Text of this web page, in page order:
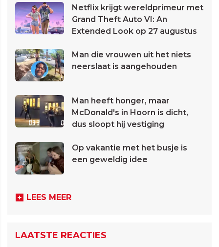
Netflix krijgt wereldprimeur met
Grand Theft Auto VI: An
Extended Look op 27 augustus
Man die vrouwen uit het niets
neerslaat is aangehouden
Man heeft honger, maar
McDonald's in Hoorn is dicht,
dus sloopt hij vestiging
Op vakantie met het busje is
een geweldig idee
LEES MEER
LAATSTE REACTIES